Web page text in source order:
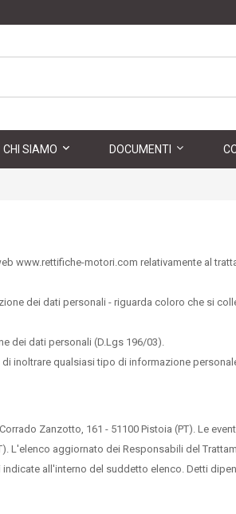
CHI SIAMO DOCUMENTI
www.rettifiche-motori.com relativamente al
dei dati personali - riguarda coloro che si
dei dati personali (D.Lgs 196/03).
inoltrare qualsiasi tipo di informazione
Zanzotto, 161 - 51100 Pistoia (PT). Le
L'elenco aggiornato dei Responsabili del
all'interno del suddetto elenco. Detti